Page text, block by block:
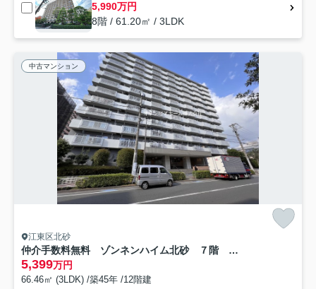
5,990万円
8階 / 61.20㎡ / 3LDK
中古マンション
江東区北砂
仲介手数料無料 ゾンネンハイム北砂 ７階 新規リノベーション
5,399万円
66.46㎡ (3LDK) /築45年 /12階建